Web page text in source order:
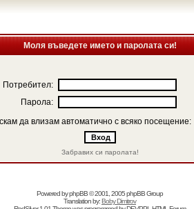
Моля въведете името и паролата си!
Потребител:
Парола:
да влизам автоматично с всяко посещение:
Забравих си паролата!
Powered byphpBB© 2001, 2005 phpBB Group
Translation by:Boby Dimitrov